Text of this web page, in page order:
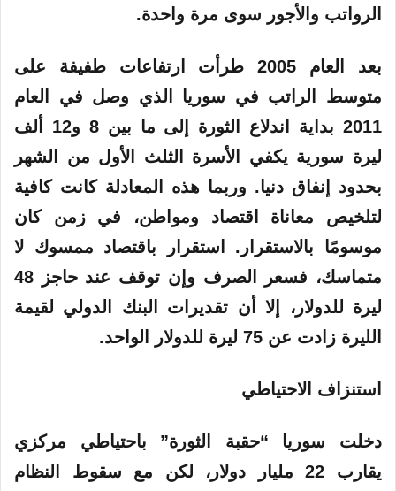
الرواتب والأجور سوى مرة واحدة.
بعد العام 2005 طرأت ارتفاعات طفيفة على
متوسط الراتب في سوريا الذي وصل في العام
2011 بداية اندلاع الثورة إلى ما بين 8 و12 ألف
ليرة سورية يكفي الأسرة الثلث الأول من الشهر
بحدود إنفاق دنيا. وربما هذه المعادلة كانت كافية
لتلخيص معاناة اقتصاد ومواطن، في زمن كان
موسومًا بالاستقرار. استقرار باقتصاد ممسوك لا
متماسك، فسعر الصرف وإن توقف عند حاجز 48
ليرة للدولار، إلا أن تقديرات البنك الدولي لقيمة
الليرة زادت عن 75 ليرة للدولار الواحد.
استنزاف الاحتياطي
دخلت سوريا “حقبة الثورة” باحتياطي مركزي
يقارب 22 مليار دولار، لكن مع سقوط النظام